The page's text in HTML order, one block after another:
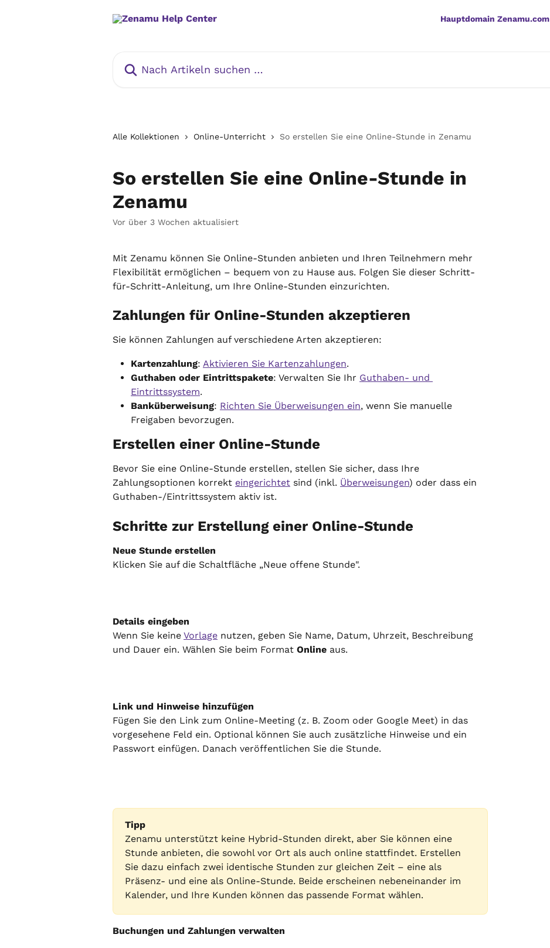
Hauptdomain Zenamu.com
Alle Kollektionen Online-Unterricht So erstellen Sie eine Online-Stunde in Zenamu
So erstellen Sie eine Online-Stunde in
Zenamu
Vor über 3 Wochen aktualisiert
Mit Zenamu können Sie Online-Stunden anbieten und Ihren Teilnehmern mehr
Flexibilität ermöglichen – bequem von zu Hause aus. Folgen Sie dieser Schritt-
für-Schritt-Anleitung, um Ihre Online-Stunden einzurichten.
Zahlungen für Online-Stunden akzeptieren
Sie können Zahlungen auf verschiedene Arten akzeptieren:
Kartenzahlung: Aktivieren Sie Kartenzahlungen.
Guthaben oder Eintrittspakete: Verwalten Sie Ihr Guthaben- und
Eintrittssystem.
Banküberweisung: Richten Sie Überweisungen ein, wenn Sie manuelle
Freigaben bevorzugen.
Erstellen einer Online-Stunde
Bevor Sie eine Online-Stunde erstellen, stellen Sie sicher, dass Ihre
Zahlungsoptionen korrekt eingerichtet sind (inkl. Überweisungen) oder dass ein
Guthaben-/Eintrittssystem aktiv ist.
Schritte zur Erstellung einer Online-Stunde
Neue Stunde erstellen
Klicken Sie auf die Schaltfläche „Neue offene Stunde".
Details eingeben
Wenn Sie keine Vorlage nutzen, geben Sie Name, Datum, Uhrzeit, Beschreibung
und Dauer ein. Wählen Sie beim Format Online aus.
Link und Hinweise hinzufügen
Fügen Sie den Link zum Online-Meeting (z. B. Zoom oder Google Meet) in das
vorgesehene Feld ein. Optional können Sie auch zusätzliche Hinweise und ein
Passwort einfügen. Danach veröffentlichen Sie die Stunde.
Tipp
Zenamu unterstützt keine Hybrid-Stunden direkt, aber Sie können eine
Stunde anbieten, die sowohl vor Ort als auch online stattfindet. Erstellen
Sie dazu einfach zwei identische Stunden zur gleichen Zeit – eine als
Präsenz- und eine als Online-Stunde. Beide erscheinen nebeneinander im
Kalender, und Ihre Kunden können das passende Format wählen.
Buchungen und Zahlungen verwalten